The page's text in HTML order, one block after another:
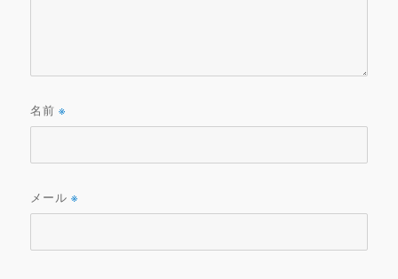
名前※
メール※